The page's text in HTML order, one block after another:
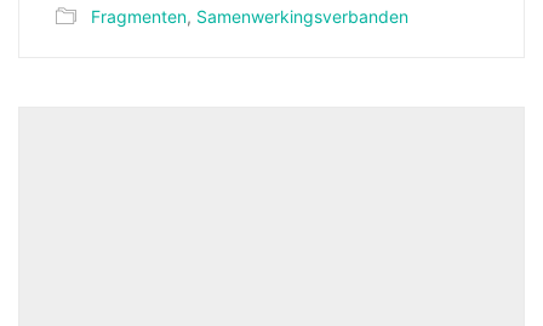
Fragmenten, Samenwerkingsverbanden